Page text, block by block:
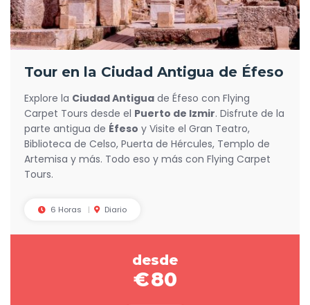
Tour en la Ciudad Antigua de Éfeso
Explore la Ciudad Antigua de Éfeso con Flying
Carpet Tours desde el Puerto de Izmir. Disfrute de la
parte antigua de Éfeso y Visite el Gran Teatro,
Biblioteca de Celso, Puerta de Hércules, Templo de
Artemisa y más. Todo eso y más con Flying Carpet
Tours.
6 Horas Diario
desde
€80